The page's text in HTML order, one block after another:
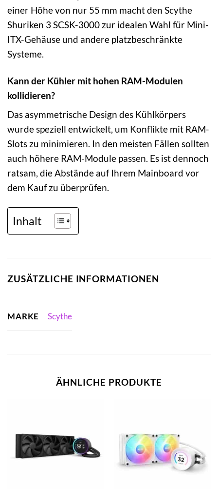
einer Höhe von nur 55 mm macht den Scythe
Shuriken 3 SCSK-3000 zur idealen Wahl für Mini-
ITX-Gehäuse und andere platzbeschränkte
Systeme.
Kann der Kühler mit hohen RAM-Modulen
kollidieren?
Das asymmetrische Design des Kühlkörpers
wurde speziell entwickelt, um Konflikte mit RAM-
Slots zu minimieren. In den meisten Fällen sollten
auch höhere RAM-Module passen. Es ist dennoch
ratsam, die Abstände auf Ihrem Mainboard vor
dem Kauf zu überprüfen.
Inhalt
ZUSÄTZLICHE INFORMATIONEN
MARKE Scythe
ÄHNLICHE PRODUKTE